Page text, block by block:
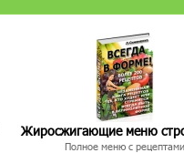
Жиросжигающие меню
Полное меню с рецептами